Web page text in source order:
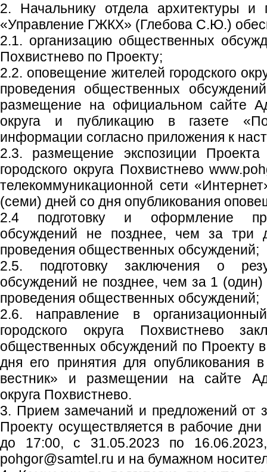
2. Начальнику отдела архитектуры и
«Управление ГЖКХ» (Глебова С.Ю.)
2.1. организацию общественных
Похвистнево по Проекту;
2.2. оповещение жителей городского
проведения общественных
размещение на официальном сайте
округа и публикацию в газете
информации согласно приложения к
2.3. размещение экспозиции
городского округа Похвистнево
телекоммуникационной сети
(семи) дней со дня опубликования
2.4 подготовку и оформление
обсуждений не позднее, чем за три
проведения общественных обсуждений;
2.5. подготовку заключения о
обсуждений не позднее, чем за 1
проведения общественных обсуждений;
2.6. направление в
городского округа Похвистнево
общественных обсуждений по Проекту
дня его принятия для опубликования
вестник» и размещении на сайте
округа Похвистнево.
3. Прием замечаний и предложений от
Проекту осуществляется в рабочие
до 17:00, с 31.05.2023 по
pohgor@samtel.ru и на бумажном